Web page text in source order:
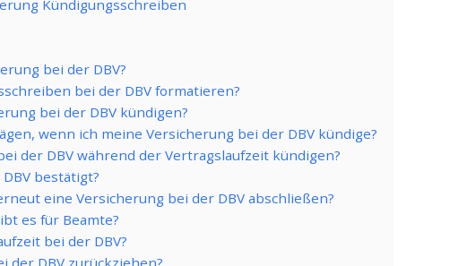
Kündigungsschreiben
bei der DBV?
bei der DBV formatieren?
bei der DBV kündigen?
wenn ich meine Versicherung bei der DBV kündige?
der DBV während der Vertragslaufzeit kündigen?
bestätigt?
eine Versicherung bei der DBV abschließen?
es für Beamte?
bei der DBV?
der DBV zurückziehen?